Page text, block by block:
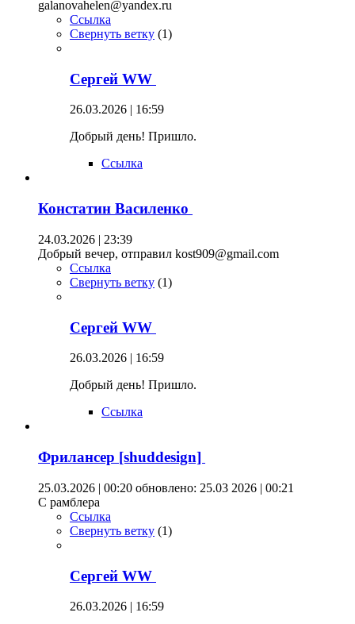
galanovahelen@yandex.ru
Ссылка
Свернуть ветку (1)
Сергей WW
26.03.2026 | 16:59
Добрый день! Пришло.
Ссылка
Констатин Василенко
24.03.2026 | 23:39
Добрый вечер, отправил kost909@gmail.com
Ссылка
Свернуть ветку (1)
Сергей WW
26.03.2026 | 16:59
Добрый день! Пришло.
Ссылка
Фрилансер [shuddesign]
25.03.2026 | 00:20 обновлено: 25.03 2026 | 00:21
С рамблера
Ссылка
Свернуть ветку (1)
Сергей WW
26.03.2026 | 16:59